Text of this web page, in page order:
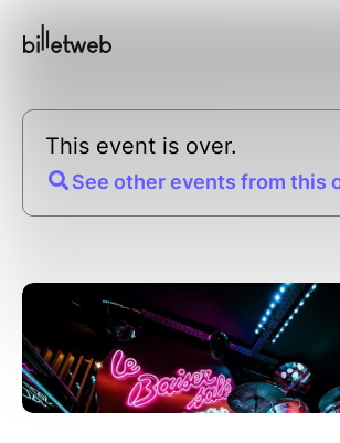
This event is over.
See other events from this